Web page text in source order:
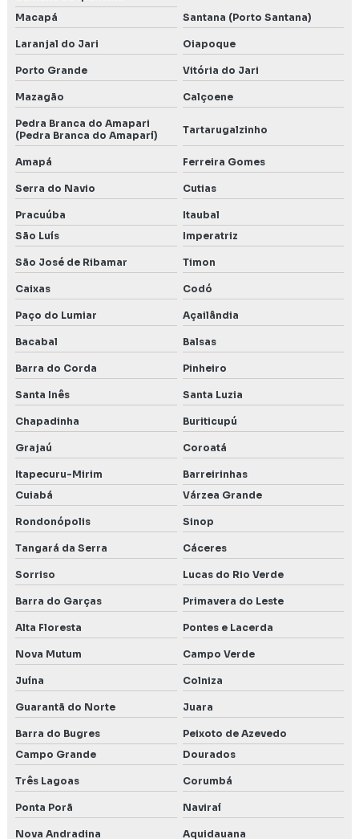
Macapá
Santana (Porto Santana)
Laranjal do Jari Oiapoque
Porto Grande Vitória do Jari
Mazagão Calçoene
Pedra Branca do Amapari
(Pedra Branca do Amaparí)
Tartarugalzinho
Amapá Ferreira Gomes
Serra do Navio Cutias
Pracuúba
Itaubal
São Luís
Imperatriz
São José de Ribamar Timon
Caixas Codó
Paço do Lumiar Açailândia
Bacabal Balsas
Barra do Corda Pinheiro
Santa Inês Santa Luzia
Chapadinha Buriticupú
Grajaú Coroatá
Itapecuru-Mirim
Barreirinhas
Cuiabá
Várzea Grande
Rondonópolis Sinop
Tangará da Serra Cáceres
Sorriso Lucas do Rio Verde
Barra do Garças Primavera do Leste
Alta Floresta Pontes e Lacerda
Nova Mutum Campo Verde
Juína Colniza
Guarantã do Norte Juara
Barra do Bugres
Peixoto de Azevedo
Campo Grande
Dourados
Três Lagoas Corumbá
Ponta Porã Naviraí
Nova Andradina Aquidauana